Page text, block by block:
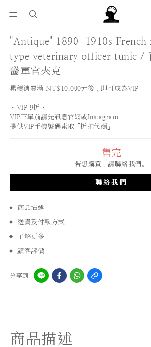
"Antique" 1890-1910s French
type veterinary officer tunic /
醫軍官夾克
累積消費滿 NT$10,000元後，即可成為VIP
・VIP 9折・
VIP下單前請先訊息官網或Instagram
提供VIP手機號碼索取「折扣代碼」
售完
若想購買，請聯絡我們。
聯絡我們
商品描述
送貨及付款方式
了解更多
顧客評價
分享到
商品描述